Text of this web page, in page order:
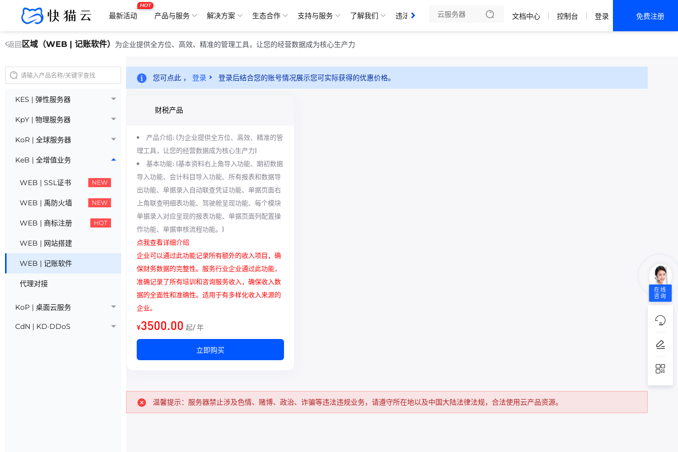
最新活动
HOT
产品与服务 解决方案 生态合作 支持与服务 了解我们 违法举报
违法巡查
文档中心 控制台 登录 免费注册
返回 区域（WEB | 记账软件） 为企业提供全方位、高效、精准的管理工具，让您的经营数据成为核心生产力
KES | 弹性服务器
KpY | 物理服务器
KoR | 全球服务器
KeB | 全增值业务
WEB | SSL证书 NEW
WEB | 禹防火墙 NEW
WEB | 商标注册 HOT
WEB | 网站搭建
WEB | 记账软件
代理对接
KoP | 桌面云服务
CdN | KD·DDoS
您可点此 ， 登录 登录后结合您的账号情况展示您可实际获得的优惠价格。
财税产品
产品介绍: (为企业提供全方位、高效、精准的管
理工具，让您的经营数据成为核心生产力)
基本功能: (基本资料右上角导入功能、期初数据
导入功能、会计科目导入功能、所有报表和数据导
出功能、单据录入自动联查凭证功能、单据页面右
上角联查明细表功能、驾驶舱呈现功能、每个模块
单据录入对应呈现的报表功能、单据页面列配置操
作功能、单据审核流程功能。)
点我查看详细介绍
企业可以通过此功能记录所有额外的收入项目，确
保财务数据的完整性。服务行业企业通过此功能，
准确记录了所有培训和咨询服务收入，确保收入数
据的全面性和准确性。适用于有多样化收入来源的
企业。
¥3500.00 起/ 年
立即购买
温馨提示：服务器禁止涉及色情、赌博、政治、诈骗等违法违规业务，请遵守所在地以及中国大陆法律法规，合法使用云产品资源。
在线
咨询